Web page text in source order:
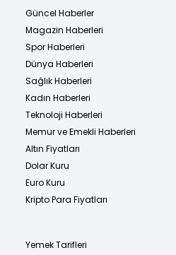
Güncel Haberler
Magazin Haberleri
Spor Haberleri
Dünya Haberleri
Sağlık Haberleri
Kadın Haberleri
Teknoloji Haberleri
Memur ve Emekli Haberleri
Altın Fiyatları
Dolar Kuru
Euro Kuru
Kripto Para Fiyatları
Yemek Tarifleri